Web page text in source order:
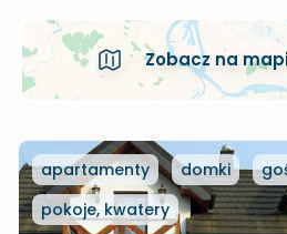
Zobacz na
apartamenty domki
pokoje, kwatery